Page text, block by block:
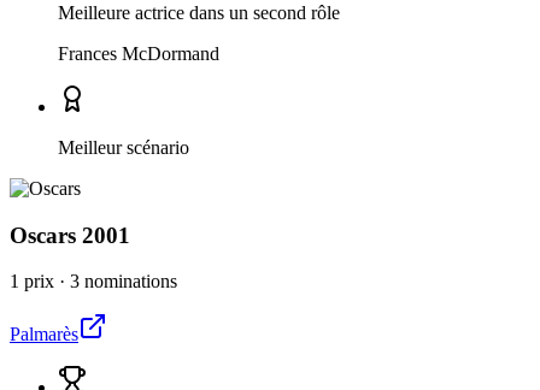
Meilleure actrice dans un second rôle
Frances McDormand
Meilleur scénario
Oscars 2001
1 prix · 3 nominations
Palmarès